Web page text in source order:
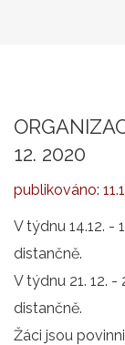
12. 2020
publikováno:
V týdnu 14.12. -
V týdnu 21. 12. -
Žáci jsou